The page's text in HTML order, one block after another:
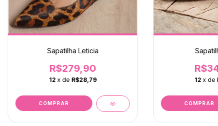
Sapatilha Leticia
R$279,90
12 x de R$28,79
COMPRAR
12 x de
COMPRAR